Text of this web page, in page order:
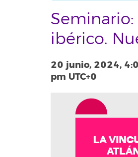
ibérico.
20 junio, 2024,
pm UTC+0